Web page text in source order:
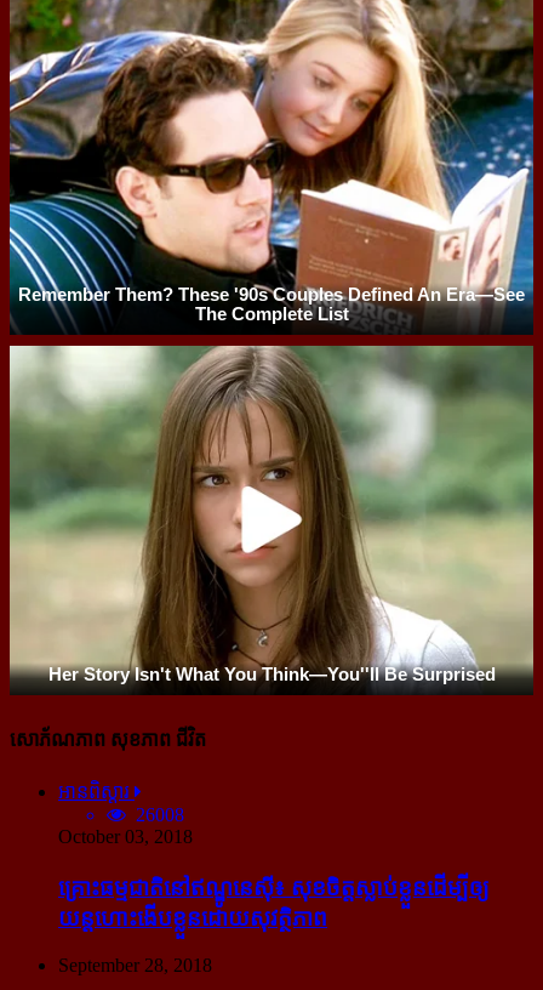
សោភ័ណភាព សុខភាព ជីវិត
អានពិស្ដារ
26008
October 03, 2018
គ្រោះធម្មជាតិនៅឥណ្ឌូនេស៊ី៖ សុខចិត្ត​ស្លាប់​ខ្លួន​ដើម្បី​ឲ្យ​
យន្ដហោះ​ងើប​ខ្លួន​ដោយ​សុវត្ថិភាព
September 28, 2018